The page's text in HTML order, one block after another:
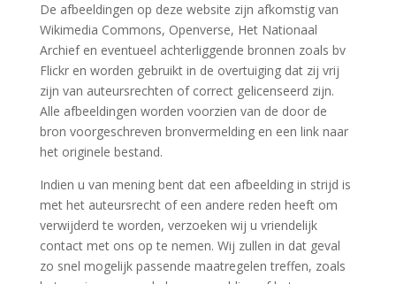
De afbeeldingen op deze website zijn afkomstig van
Wikimedia Commons, Openverse, Het Nationaal
Archief en eventueel achterliggende bronnen zoals bv
Flickr en worden gebruikt in de overtuiging dat zij vrij
zijn van auteursrechten of correct gelicenseerd zijn.
Alle afbeeldingen worden voorzien van de door de
bron voorgeschreven bronvermelding en een link naar
het originele bestand.
Indien u van mening bent dat een afbeelding in strijd is
met het auteursrecht of een andere reden heeft om
verwijderd te worden, verzoeken wij u vriendelijk
contact met ons op te nemen. Wij zullen in dat geval
zo snel mogelijk passende maatregelen treffen, zoals